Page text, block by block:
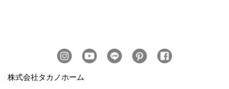
株式会社タカノホーム